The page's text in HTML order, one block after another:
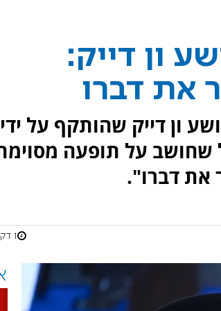
ון דייק:
את דברו
ון דייק שהותקף על ידי
שחושב על תופעה
את דברו".
1 דקות